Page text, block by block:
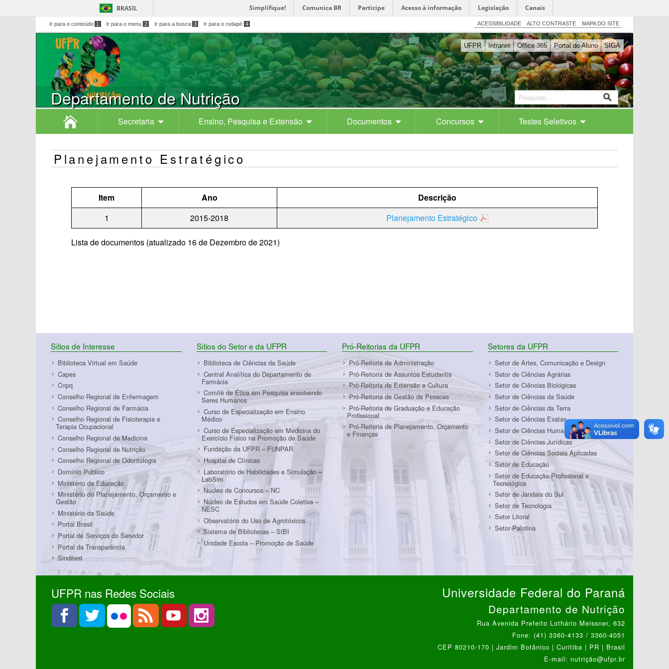
BRASIL Simplifique! Comunica BR Participe Acesso à informação Legislação Canais
Ir para o conteúdo 1 Ir para o menu 2 Ir para a busca 3 Ir para o rodapé 4 ACESSIBILIDADE ALTO CONTRASTE MAPA DO SITE
UFPR Intranet Office 365 Portal do Aluno SIGA
Departamento de Nutrição
Secretaria Ensino, Pesquisa e Extensão Documentos Concursos Testes Seletivos
Planejamento Estratégico
Item Ano
Descrição
1
2015-2018 Planejamento Estratégico
Lista de documentos (atualizado 16 de Dezembro de 2021)
Sítios de Interesse
Biblioteca Virtual em Saúde
Capes
Cnpq
Conselho Regional de Enfermagem
Conselho Regional de Farmácia
Conselho Regional de Fisioterapia e
Terapia Ocupacional
Conselho Regional de Medicina
Conselho Regional de Nutrição
Conselho Regional de Odontologia
Domínio Público
Ministério da Educação
Ministério do Planejamento, Orçamento e
Gestão
Ministério da Saúde
Portal Brasil
Portal de Serviços do Servidor
Portal da Transparência
Sinditest
Sítios do Setor e da UFPR
Biblioteca de Ciências da Saúde
Central Analítica do Departamento de
Farmácia
Comitê de Ética em Pesquisa envolvendo
Seres Humanos
Curso de Especialização em Ensino
Médico
Curso de Especialização em Medicina do
Exercício Físico na Promoção de Saúde
Fundação da UFPR – FUNPAR
Hospital de Clínicas
Laboratório de Habilidades e Simulação –
LabSim
Núcleo de Concursos – NC
Núcleo de Estudos em Saúde Coletiva –
NESC
Observatório do Uso de Agrotóxicos
Sistema de Bibliotecas – SIBI
Unidade Escola – Promoção de Saúde
Pró-Reitorias da UFPR
Pró-Reitoria de Administração
Pró-Reitoria de Assuntos Estudantis
Pró-Reitoria de Extensão e Cultura
Pró-Reitoria de Gestão de Pessoas
Pró-Reitoria de Graduação e Educação
Profissional
Pró-Reitoria de Planejamento, Orçamento
e Finanças
Setores da UFPR
Setor de Artes, Comunicação e Design
Setor de Ciências Agrárias
Setor de Ciências Biológicas
Setor de Ciências da Saúde
Setor de Ciências da Terra
Setor de Ciências Exatas
Setor de Ciências Humanas
Setor de Ciências Jurídicas
Setor de Ciências Sociais Aplicadas
Setor de Educação
Setor de Educação Profissional e
Tecnológica
Setor de Jandaia do Sul
Setor de Tecnologia
Setor Litoral
Setor Palotina
UFPR nas Redes Sociais Universidade Federal do Paraná
Departamento de Nutrição
Rua Avenida Prefeito Lothário Meissner, 632
Fone: (41) 3360-4133 / 3360-4051
CEP 80210-170 | Jardim Botânico | Curitiba | PR | Brasil
E-mail: nutrição@ufpr.br